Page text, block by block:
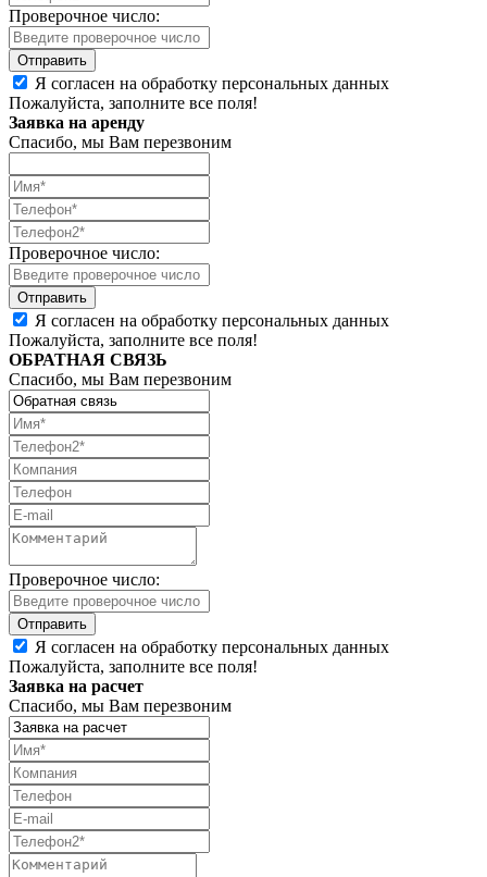
Проверочное число:
Я согласен на обработку персональных данных
Пожалуйста, заполните все поля!
Заявка на аренду
Спасибо, мы Вам перезвоним
Проверочное число:
Я согласен на обработку персональных данных
Пожалуйста, заполните все поля!
ОБРАТНАЯ СВЯЗЬ
Спасибо, мы Вам перезвоним
Проверочное число:
Я согласен на обработку персональных данных
Пожалуйста, заполните все поля!
Заявка на расчет
Спасибо, мы Вам перезвоним